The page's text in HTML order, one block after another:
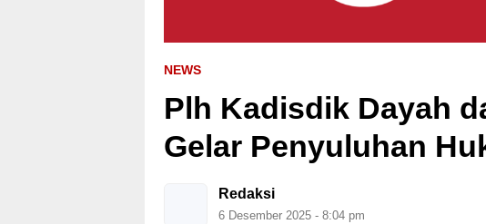
NEWS
Plh Kadisdik Dayah
Gelar Penyuluhan
Redaksi
6 Desember 2025 - 8:04 pm